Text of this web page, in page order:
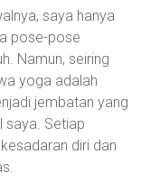
saya hanya
pose-pose
Namun, seiring
yoga adalah
jembatan yang
saya. Setiap
diri dan